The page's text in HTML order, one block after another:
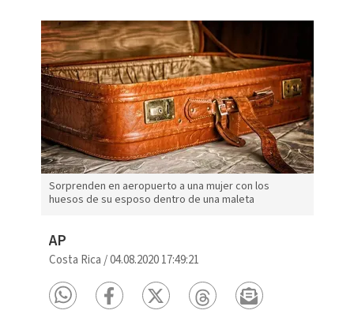
Sorprenden en aeropuerto a una mujer con los
huesos de su esposo dentro de una maleta
AP
Costa Rica /04.08.2020 17:49:21